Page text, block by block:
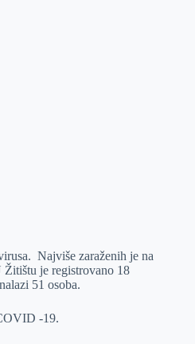
Najviše zaraženih je na
je registrovano 18
51 osoba.
-19.